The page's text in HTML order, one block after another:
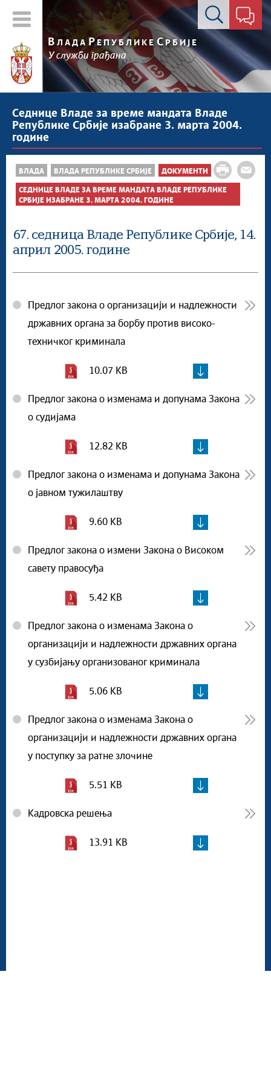
Контакт форма
В ЛАДА РЕПУБЛИКЕ СРБИЈЕ
У служби грађана
Седнице Владе за време мандата Владе
Републике Србије изабране 3. марта 2004.
године
ВЛАДА ВЛАДА РЕПУБЛИКЕ СРБИЈЕ ДОКУМЕНТИ
СЕДНИЦЕ ВЛАДЕ ЗА ВРЕМЕ МАНДАТА ВЛАДЕ РЕПУБЛИКЕ
СРБИЈЕ ИЗАБРАНЕ 3. МАРТА 2004. ГОДИНЕ
67. седница Владе Републике Србије, 14.
април 2005. године
Предлог закона о организацији и надлежности
државних органа за борбу против високо-
техничког криминала
10.07 KB
Предлог закона о изменама и допунама Закона
о судијама
12.82 KB
Предлог закона о изменама и допунама Закона
о јавном тужилаштву
9.60 KB
Предлог закона о измени Закона о Високом
савету правосуђа
5.42 KB
Предлог закона о изменама Закона о
организацији и надлежности државних органа
у сузбијању организованог криминала
5.06 KB
Предлог закона о изменама Закона о
организацији и надлежности државних органа
у поступку за ратне злочине
5.51 KB
Кадровска решења
13.91 KB